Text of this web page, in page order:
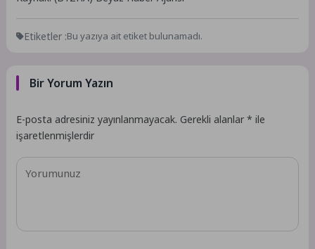
Etiketler :Bu yazıya ait etiket bulunamadı.
Bir Yorum Yazın
E-posta adresiniz yayınlanmayacak. Gerekli alanlar* ile
işaretlenmişlerdir